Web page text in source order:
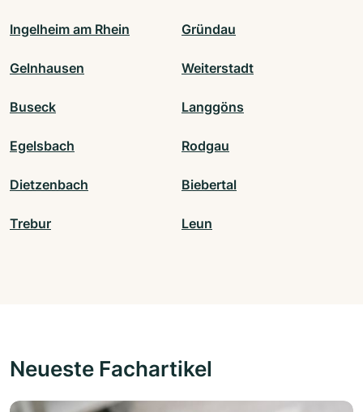
Ingelheim am Rhein Gründau
Gelnhausen Weiterstadt
Buseck Langgöns
Egelsbach Rodgau
Dietzenbach Biebertal
Trebur Leun
Neueste Fachartikel